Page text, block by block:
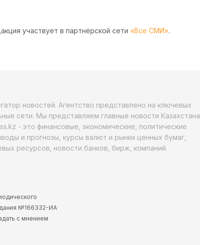
участвует в партнёрской сети «Все СМИ».
новостей. Агентство представлено на ключевых
сети. Мы представляем главные новости Казахстана,
- это финансовые, экономические, политические
и прогнозы, курсы валют и рынки ценных бумаг,
ресурсов, новости банков, бирж, компаний.
№166332-ИА
с мнением